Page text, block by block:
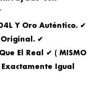
Y Oro Auténtico. ✔
Original. ✔
El Real ✔ ( MISMO
Igual